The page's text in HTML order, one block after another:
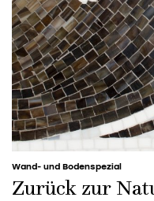
Wand- und Bodenspezial
Zurück zur